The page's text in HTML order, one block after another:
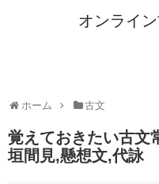
オンライ
ホーム 古文
覚えておきたい古文
垣間見,懸想文,代詠